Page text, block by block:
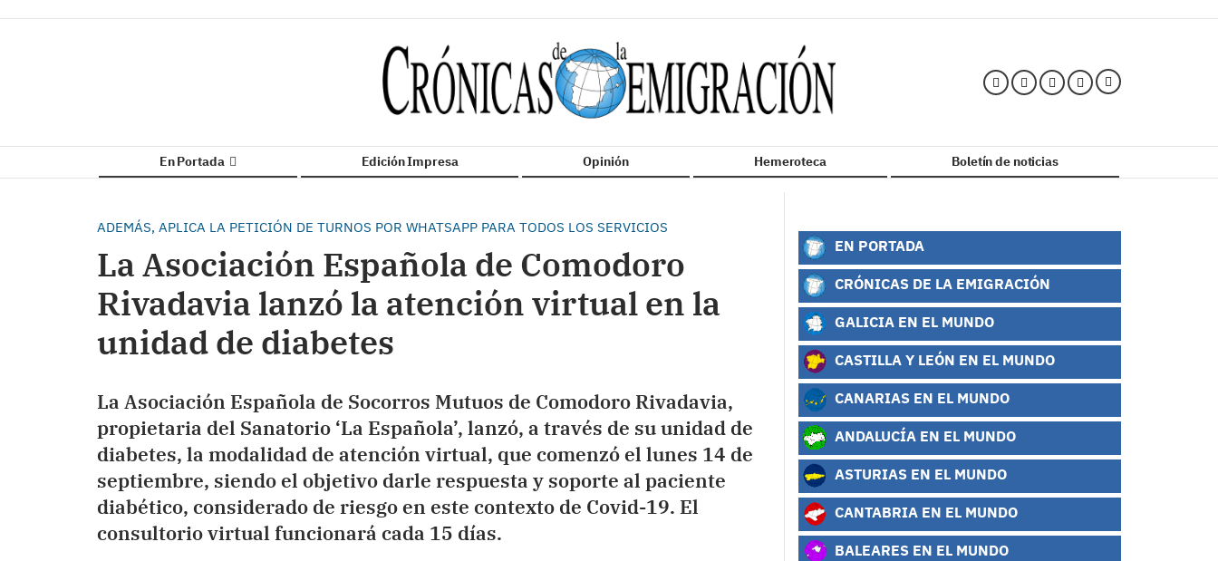
En Portada Edición Impresa Opinión Hemeroteca Boletín de noticias
ADEMÁS, APLICA LA PETICIÓN DE TURNOS POR WHATSAPP PARA TODOS LOS SERVICIOS
La Asociación Española de Comodoro
Rivadavia lanzó la atención virtual en la
unidad de diabetes
La Asociación Española de Socorros Mutuos de Comodoro Rivadavia,
propietaria del Sanatorio ‘La Española’, lanzó, a través de su unidad de
diabetes, la modalidad de atención virtual, que comenzó el lunes 14 de
septiembre, siendo el objetivo darle respuesta y soporte al paciente
diabético, considerado de riesgo en este contexto de Covid-19. El
consultorio virtual funcionará cada 15 días.
EN PORTADA
CRÓNICAS DE LA EMIGRACIÓN
GALICIA EN EL MUNDO
CASTILLA Y LEÓN EN EL MUNDO
CANARIAS EN EL MUNDO
ANDALUCÍA EN EL MUNDO
ASTURIAS EN EL MUNDO
CANTABRIA EN EL MUNDO
BALEARES EN EL MUNDO